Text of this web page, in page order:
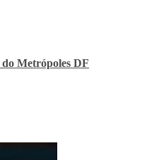
do Metrópoles DF